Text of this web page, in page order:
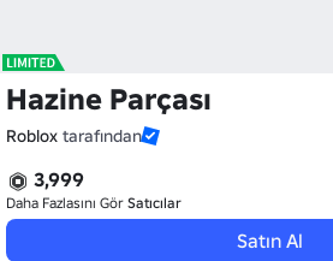
Hazine Parçası
Roblox tarafından
3,999
Daha Fazlasını Gör Satıcılar
Satın Al